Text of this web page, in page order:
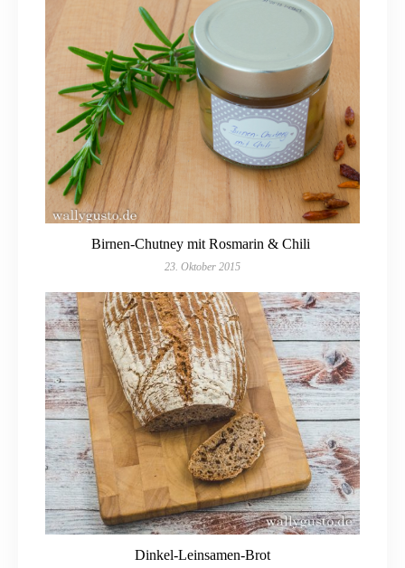
Birnen-Chutney mit Rosmarin & Chili
23. Oktober 2015
Dinkel-Leinsamen-Brot